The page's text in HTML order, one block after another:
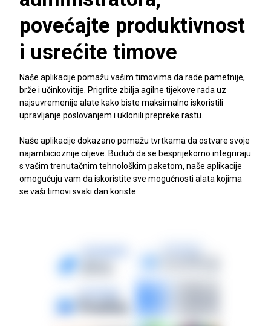
povećajte produktivnost
i usrećite timove
Naše aplikacije pomažu vašim timovima da rade pametnije,
brže i učinkovitije. Prigrlite zbilja agilne tijekove rada uz
najsuvremenije alate kako biste maksimalno iskoristili
upravljanje poslovanjem i uklonili prepreke rastu.
Naše aplikacije dokazano pomažu tvrtkama da ostvare svoje
najambicioznije ciljeve. Budući da se besprijekorno integriraju
s vašim trenutačnim tehnološkim paketom, naše aplikacije
omogućuju vam da iskoristite sve mogućnosti alata kojima
se vaši timovi svaki dan koriste.